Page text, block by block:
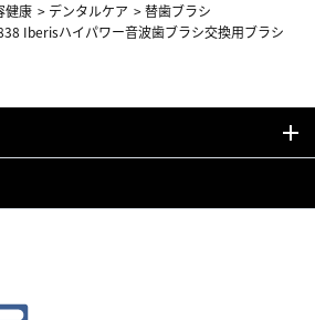
健康 > デンタルケア >替歯ブラシ
Iberisハイパワー音波歯ブラシ交換用ブラシ